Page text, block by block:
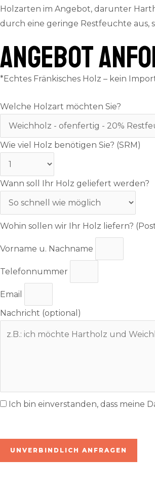
Holzarten im Angebot, darunter
durch eine geringe Restfeuchte aus,
ANGEBOT
*Echtes Fränkisches Holz – kein
Welche Holzart möchten Sie?
Wie viel Holz benötigen Sie? (SRM)
Wann soll Ihr Holz geliefert werden?
Wohin sollen wir Ihr Holz liefern?
Vorname u. Nachname
Telefonnummer
Email
Nachricht (optional)
Ich bin einverstanden, dass
UNVERBINDLICH ANFRAGEN